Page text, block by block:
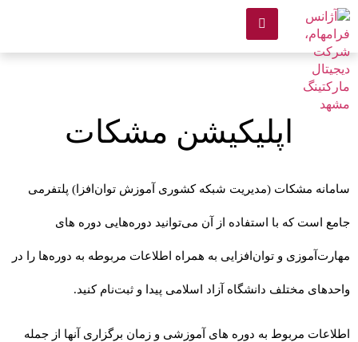
اپلیکیشن مشکات
سامانه مشکات (مدیریت شبکه کشوری آموزش توان‌افزا) پلتفرمی
جامع است که با استفاده از آن می‌توانید دوره‌هایی دوره های
مهارت‌آموزی و توان‌افزایی به همراه اطلاعات مربوطه به دوره‌ها را در
واحدهای مختلف دانشگاه آزاد اسلامی پیدا و ثبت‌نام کنید.
اطلاعات مربوط به دوره های آموزشی و زمان برگزاری آنها از جمله